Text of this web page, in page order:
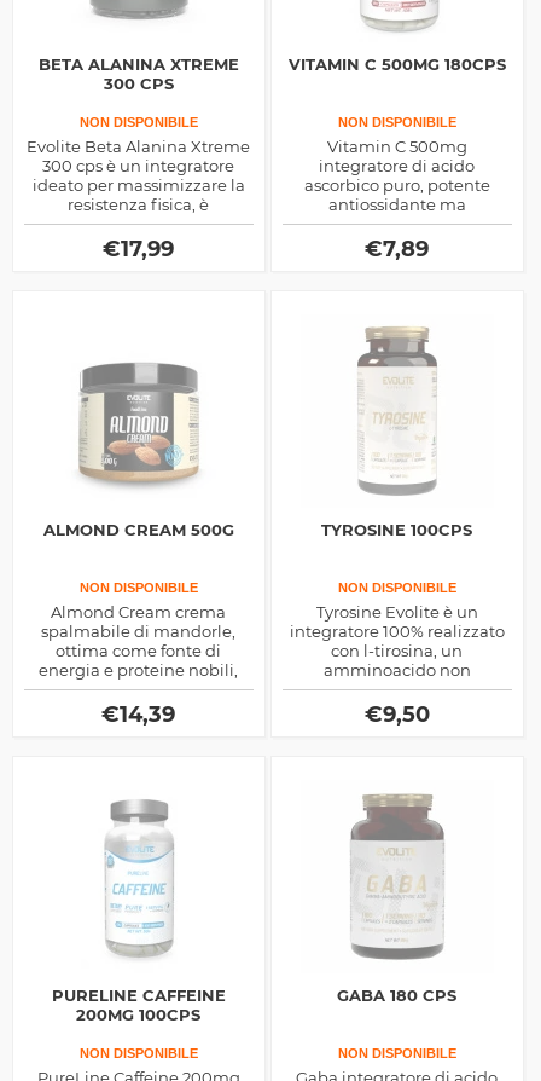
BETA ALANINA XTREME
300 CPS
NON DISPONIBILE
Evolite Beta Alanina Xtreme
300 cps è un integratore
ideato per massimizzare la
resistenza fisica, è
particolarmente indicato sia
per attività sportive di
resistenza sia in quelle di
€17,99
VITAMIN C 500MG 180CPS
NON DISPONIBILE
Vitamin C 500mg
integratore di acido
ascorbico puro, potente
antiossidante ma
aimmunostimolante e di
aiuto per una serie di
questioni legate allo sport e
€7,89
ALMOND CREAM 500G
NON DISPONIBILE
Almond Cream crema
spalmabile di mandorle,
ottima come fonte di
energia e proteine nobili,
10% in fibra per coadiuvare il
dimagrimento e la
digestione, ottima negli
€14,39
TYROSINE 100CPS
NON DISPONIBILE
Tyrosine Evolite è un
integratore 100% realizzato
con l-tirosina, un
amminoacido non
essenziale che però detiene
interessanti proprietà
dimagranti e prestazionali
€9,50
PURELINE CAFFEINE
200MG 100CPS
NON DISPONIBILE
GABA 180 CPS
NON DISPONIBILE